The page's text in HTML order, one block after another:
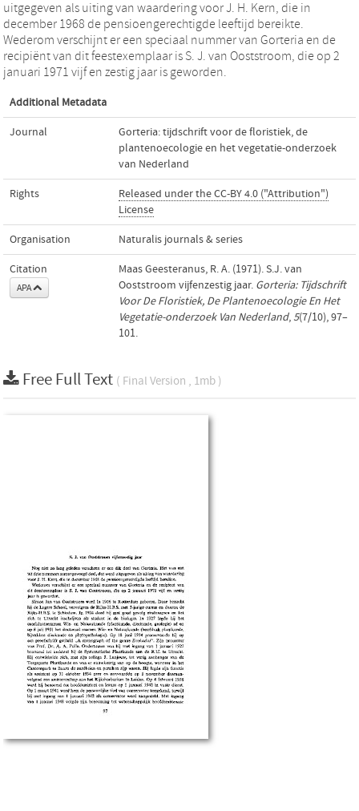
uitgegeven als uiting van waardering voor J. H. Kern, die in
december 1968 de pensioengerechtigde leeftijd bereikte.
Wederom verschijnt er een speciaal nummer van Gorteria en de
recipiënt van dit feestexemplaar is S. J. van Ooststroom, die op 2
januari 1971 vijf en zestig jaar is geworden.
Additional Metadata
Journal
Gorteria: tijdschrift voor de floristiek, de
plantenoecologie en het vegetatie-onderzoek
van Nederland
Rights
Released under the CC-BY 4.0 ("Attribution")
License
Organisation Naturalis journals & series
Citation
APA
Maas Geesteranus, R. A. (1971). S.J. van
Ooststroom vijfenzestig jaar. Gorteria: Tijdschrift
Voor De Floristiek, De Plantenoecologie En Het
Vegetatie-onderzoek Van Nederland, 5(7/10), 97–
101.
Free Full Text ( Final Version , 1mb )